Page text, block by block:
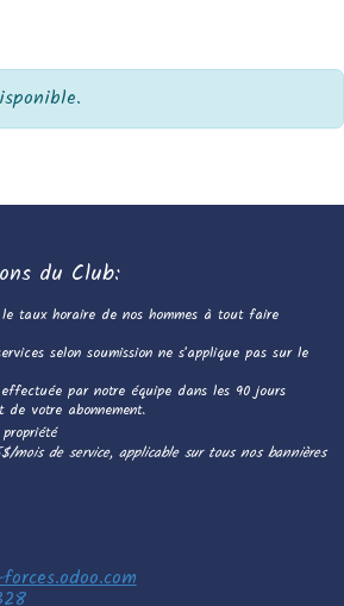
du Club:
le taux horaire de nos hommes à tout faire
selon soumission ne s'applique pas sur le
par notre équipe dans les 90 jours
votre abonnement.
mois de service, applicable sur tous nos bannières